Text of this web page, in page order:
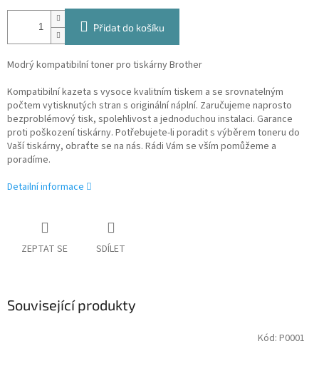
Přidat do košíku
Modrý kompatibilní toner pro tiskárny Brother
Kompatibilní kazeta s vysoce kvalitním tiskem a se srovnatelným
počtem vytisknutých stran s originální náplní. Zaručujeme naprosto
bezproblémový tisk, spolehlivost a jednoduchou instalaci. Garance
proti poškození tiskárny. Potřebujete-li poradit s výběrem toneru do
Vaší tiskárny, obraťte se na nás. Rádi Vám se vším pomůžeme a
poradíme.
Detailní informace
ZEPTAT SE SDÍLET
Související produkty
Kód: P0001